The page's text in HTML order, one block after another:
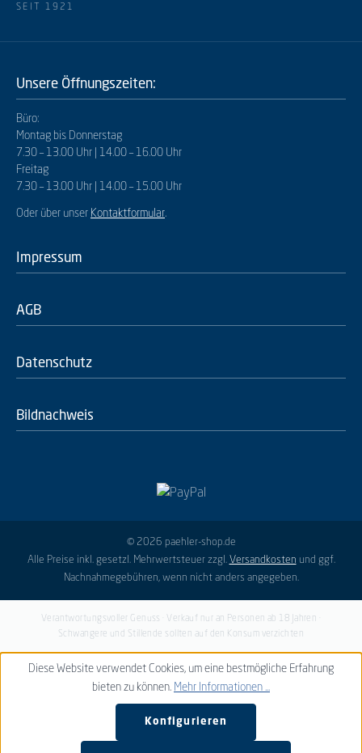
SEIT 1921
Unsere Öffnungszeiten:
Büro:
Montag bis Donnerstag
7.30 – 13.00 Uhr | 14.00 – 16.00 Uhr
Freitag
7.30 – 13.00 Uhr | 14.00 – 15.00 Uhr
Oder über unser Kontaktformular.
Impressum
AGB
Datenschutz
Bildnachweis
© 2026 paehler-shop.de
Alle Preise inkl. gesetzl. Mehrwertsteuer zzgl. Versandkosten und ggf.
Nachnahmegebühren, wenn nicht anders angegeben.
Verantwortungsvoller Genuss · Verkauf nur an Personen ab 18 Jahren ·
Schwangere und Stillende sollten auf den Konsum verzichten
Diese Website verwendet Cookies, um eine bestmögliche Erfahrung
bieten zu können. Mehr Informationen ...
Konfigurieren